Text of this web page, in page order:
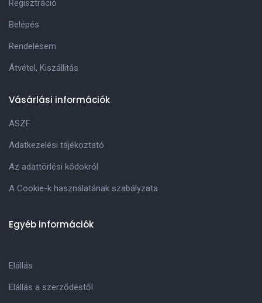
Regisztráció
Belépés
Rendelésem
Átvétel, Kiszállitás
Vásárlási információk
ASZF
Adatkezelési tájékoztató
Az adattörlési kódokról
A Cookie-k használatának szabályzata
Egyéb információk
Elállás
Elállás a szerződéstől